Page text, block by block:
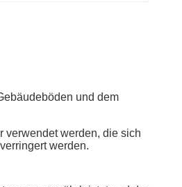
und dem
verwendet werden, die sich
werden.